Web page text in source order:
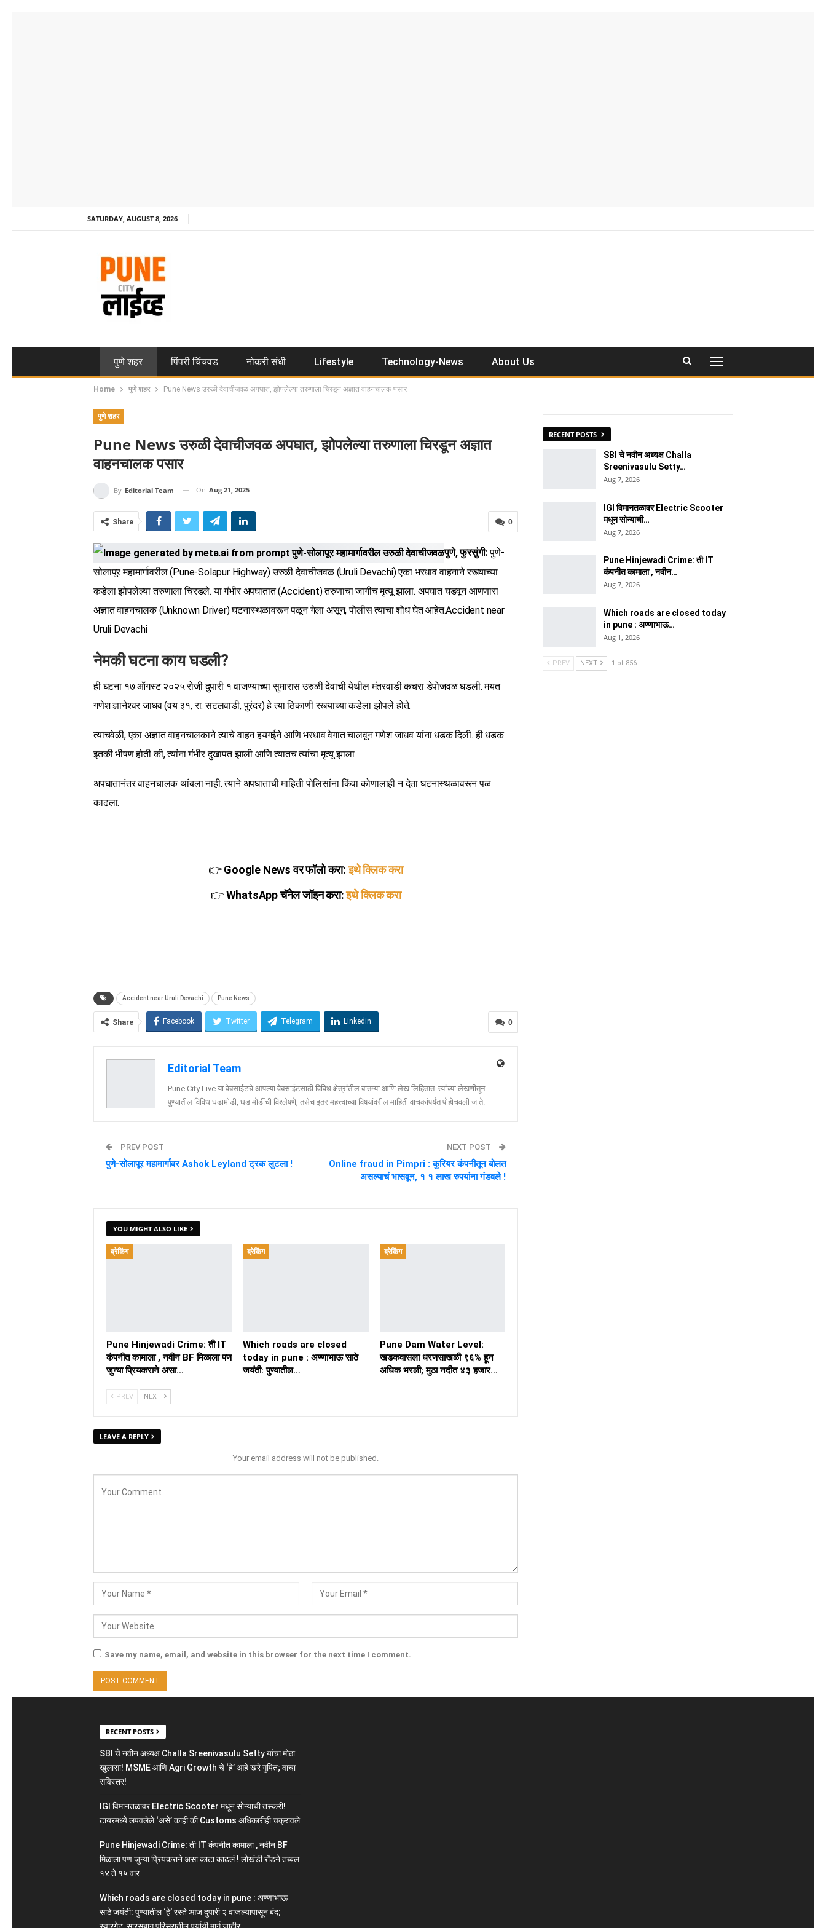
SATURDAY, AUGUST 8, 2026
पुणे शहर पिंपरी चिंचवड नोकरी संधी Lifestyle Technology-News About Us
Home पुणे शहर Pune News उरुळी देवाचीजवळ अपघात, झोपलेल्या तरुणाला चिरडून अज्ञात वाहनचालक पसार
पुणे शहर
Pune News उरुळी देवाचीजवळ अपघात, झोपलेल्या तरुणाला चिरडून अज्ञात
वाहनचालक पसार
By Editorial Team On Aug 21, 2025
0
Share
पुणे, फुरसुंगी:पुणे-
सोलापूर महामार्गावरील (Pune-Solapur Highway) उरुळी देवाचीजवळ (Uruli Devachi) एका भरधाव वाहनाने रस्त्याच्या
कडेला झोपलेल्या तरुणाला चिरडले. या गंभीर अपघातात (Accident) तरुणाचा जागीच मृत्यू झाला. अपघात घडवून आणणारा
अज्ञात वाहनचालक (Unknown Driver) घटनास्थळावरून पळून गेला असून, पोलीस त्याचा शोध घेत आहेत.Accident near
Uruli Devachi
नेमकी घटना काय घडली?
ही घटना १७ ऑगस्ट २०२५ रोजी दुपारी १ वाजण्याच्या सुमारास उरुळी देवाची येथील मंतरवाडी कचरा डेपोजवळ घडली. मयत
गणेश ज्ञानेश्वर जाधव (वय ३१, रा. सटलवाडी, पुरंदर) हे त्या ठिकाणी रस्त्याच्या कडेला झोपले होते.
त्याचवेळी, एका अज्ञात वाहनचालकाने त्याचे वाहन हयगईने आणि भरधाव वेगात चालवून गणेश जाधव यांना धडक दिली. ही धडक
इतकी भीषण होती की, त्यांना गंभीर दुखापत झाली आणि त्यातच त्यांचा मृत्यू झाला.
अपघातानंतर वाहनचालक थांबला नाही. त्याने अपघाताची माहिती पोलिसांना किंवा कोणालाही न देता घटनास्थळावरून पळ
काढला.
👉Google News वर फॉलो करा: इथे क्लिक करा
👉WhatsApp चॅनेल जॉइन करा: इथे क्लिक करा
Accident near Uruli Devachi Pune News
0
Share Facebook Twitter Telegram Linkedin
Editorial Team
Pune City Live या वेबसाईटचे आपल्या वेबसाईटसाठी विविध क्षेत्रांतील बातम्या आणि लेख लिहितात. त्यांच्या लेखणीतून
पुण्यातील विविध घडामोडी, घडामोडींची विश्लेषणे, तसेच इतर महत्त्वाच्या विषयांवरील माहिती वाचकांपर्यंत पोहोचवली जाते.
PREV POST
पुणे-सोलापूर महामार्गावर Ashok Leyland ट्रक लुटला !
NEXT POST
Online fraud in Pimpri : कुरियर कंपनीतून बोलत
असल्याचं भासवून, १ १ लाख रुपयांना गंडवले !
YOU MIGHT ALSO LIKE
ब्रेकिंग
Pune Hinjewadi Crime: ती IT
कंपनीत कामाला , नवीन BF मिळाला पण
जुन्या प्रियकराने असा…
ब्रेकिंग
Which roads are closed
today in pune : अण्णाभाऊ साठे
जयंती: पुण्यातील…
ब्रेकिंग
Pune Dam Water Level:
खडकवासला धरणसाखळी ९६% हून
अधिक भरली; मुठा नदीत ४३ हजार…
PREV NEXT
LEAVE A REPLY
Your email address will not be published.
Save my name, email, and website in this browser for the next time I comment.
RECENT POSTS
SBI चे नवीन अध्यक्ष Challa
Sreenivasulu Setty…
Aug 7, 2026
IGI विमानतळावर Electric Scooter
मधून सोन्याची…
Aug 7, 2026
Pune Hinjewadi Crime: ती IT
कंपनीत कामाला , नवीन…
Aug 7, 2026
Which roads are closed today
in pune : अण्णाभाऊ…
Aug 1, 2026
PREV NEXT 1 of 856
RECENT POSTS
SBI चे नवीन अध्यक्ष Challa Sreenivasulu Setty यांचा मोठा
खुलासा! MSME आणि Agri Growth चे ‘हे’ आहे खरे गुपित; वाचा
सविस्तर!
IGI विमानतळावर Electric Scooter मधून सोन्याची तस्करी!
टायरमध्ये लपवलेले ‘असे’ काही की Customs अधिकारीही चक्रावले
Pune Hinjewadi Crime: ती IT कंपनीत कामाला , नवीन BF
मिळाला पण जुन्या प्रियकराने असा काटा काढलं ! लोखंडी रॉडने तब्बल
१४ ते १५ वार
Which roads are closed today in pune : अण्णाभाऊ
साठे जयंती: पुण्यातील ‘हे’ रस्ते आज दुपारी २ वाजल्यापासून बंद;